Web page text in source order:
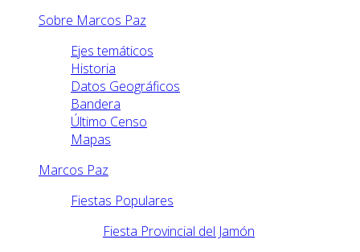
Sobre Marcos Paz
Ejes temáticos
Historia
Datos Geográficos
Bandera
Último Censo
Mapas
Marcos Paz
Fiestas Populares
Fiesta Provincial del Jamón